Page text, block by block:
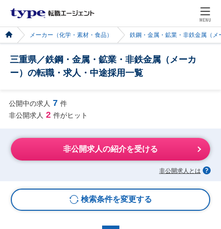
MENU
メーカー（化学・素材・食品） 鉄鋼・金属・鉱業・非鉄金属（メ
三重県／鉄鋼・金属・鉱業・非鉄金属（メーカ
ー）の転職・求人・中途採用一覧
公開中の求人 7 件
非公開求人 2 件がヒット
非公開求人の紹介を受ける
非公開求人とは
検索条件を変更する